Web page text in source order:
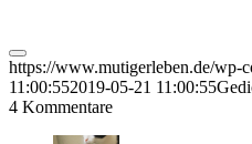
https://www.mutigerleben.de/wp-
11:00:552019-05-21 11:00:55
4 Kommentare